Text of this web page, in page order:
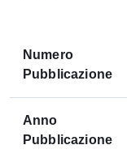
Numero
Pubblicazione
Anno
Pubblicazione